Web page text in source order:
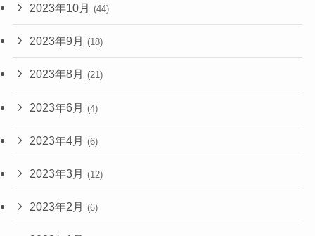
2023年10月 (44)
2023年9月 (18)
2023年8月 (21)
2023年6月 (4)
2023年4月 (6)
2023年3月 (12)
2023年2月 (6)